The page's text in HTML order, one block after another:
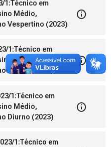
1:Técnico em
Médio,
Vespertino (2023)
1:Técnico em
Médio,
Diurno (2023)
1:Técnico em
Médio,
Diurno (2023)
1:Técnico em